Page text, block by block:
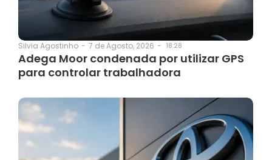
Silvia Agostinho - 7 de Agosto, 2026 - 18:28
Adega Moor condenada por utilizar GPS
para controlar trabalhadora